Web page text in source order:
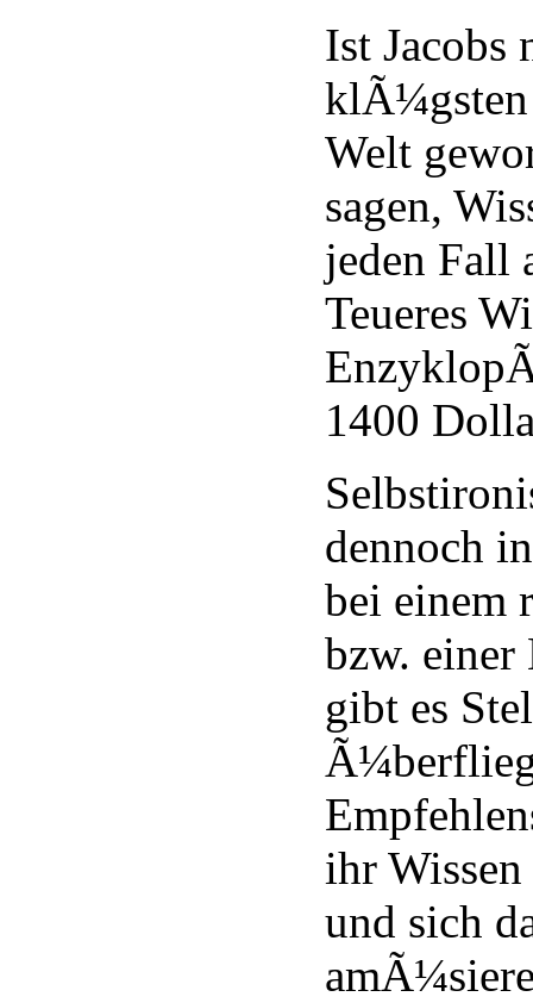
Ist Jacobs
klÃ¼gsten
Welt
sagen,
jeden Fall
Teueres
1400
dennoch
bei einem
bzw.
gibt es
ihr
und sich